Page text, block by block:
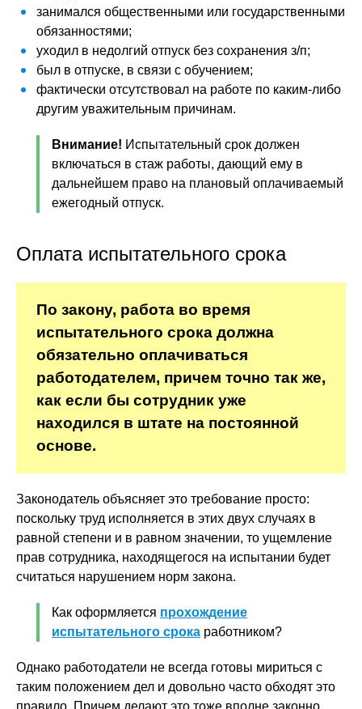
занимался общественными или государственными
обязанностями;
уходил в недолгий отпуск без сохранения з/п;
был в отпуске, в связи с обучением;
фактически отсутствовал на работе по каким-либо
другим уважительным причинам.
Внимание! Испытательный срок должен
включаться в стаж работы, дающий ему в
дальнейшем право на плановый оплачиваемый
ежегодный отпуск.
Оплата испытательного срока
По закону, работа во время
испытательного срока должна
обязательно оплачиваться
работодателем, причем точно так же,
как если бы сотрудник уже
находился в штате на постоянной
основе.
Законодатель объясняет это требование просто:
поскольку труд исполняется в этих двух случаях в
равной степени и в равном значении, то ущемление
прав сотрудника, находящегося на испытании будет
считаться нарушением норм закона.
Как оформляется прохождение
испытательного срока работником?
Однако работодатели не всегда готовы мириться с
таким положением дел и довольно часто обходят это
правило. Причем делают это тоже вполне законно.